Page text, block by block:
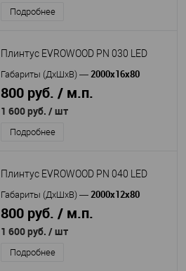
Подробнее
Плинтус EVROWOOD PN 030 LED
Габариты (ДхШхВ) — 2000x16x80
800 руб. / м.п.
1 600 руб. / шт
Подробнее
Плинтус EVROWOOD PN 040 LED
Габариты (ДхШхВ) — 2000x12x80
800 руб. / м.п.
1 600 руб. / шт
Подробнее